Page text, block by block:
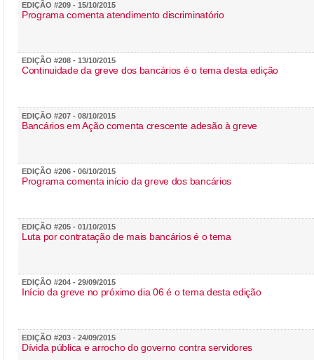
EDIÇÃO #209 - 15/10/2015
Programa comenta atendimento discriminatório
EDIÇÃO #208 - 13/10/2015
Continuidade da greve dos bancários é o tema desta edição
EDIÇÃO #207 - 08/10/2015
Bancários em Ação comenta crescente adesão à greve
EDIÇÃO #206 - 06/10/2015
Programa comenta início da greve dos bancários
EDIÇÃO #205 - 01/10/2015
Luta por contratação de mais bancários é o tema
EDIÇÃO #204 - 29/09/2015
Início da greve no próximo dia 06 é o tema desta edição
EDIÇÃO #203 - 24/09/2015
Dívida pública e arrocho do governo contra servidores